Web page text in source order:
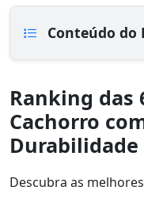
Conteúdo do
Ranking das
Cachorro
Durabilidade
Descubra as